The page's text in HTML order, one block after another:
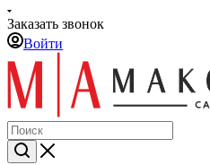
Заказать звонок
Войти